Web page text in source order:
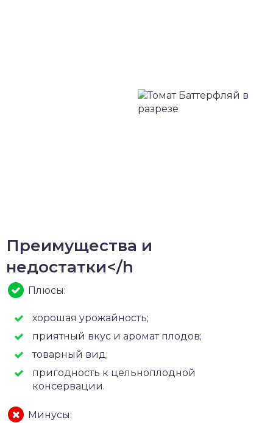
Преимущества и
недостатки</h
Плюсы:
хорошая урожайность;
приятный вкус и аромат плодов;
товарный вид;
пригодность к цельноплодной
консервации.
Минусы: